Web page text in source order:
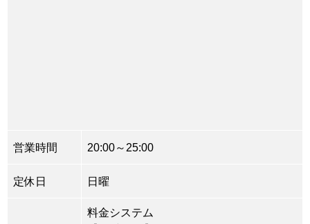
営業時間 20:00～25:00
定休日 日曜
料金システム